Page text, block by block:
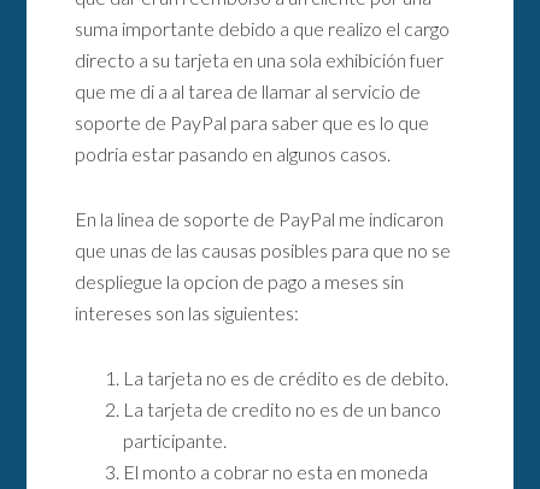
suma importante debido a que realizo el cargo
directo a su tarjeta en una sola exhibición fuer
que me di a al tarea de llamar al servicio de
soporte de PayPal para saber que es lo que
podria estar pasando en algunos casos.
En la linea de soporte de PayPal me indicaron
que unas de las causas posibles para que no se
despliegue la opcion de pago a meses sin
intereses son las siguientes:
La tarjeta no es de crédito es de debito.
La tarjeta de credito no es de un banco
participante.
El monto a cobrar no esta en moneda